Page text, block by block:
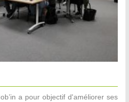
a pour objectif d'améliorer ses